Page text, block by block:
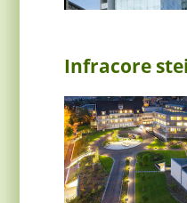
Infracore